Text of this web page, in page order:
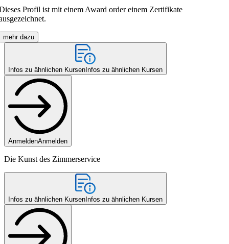
Profil ist mit einem Award order einem Zertifikate
mehr dazu
Infos zu ähnlichen Kursen Infos zu ähnlichen Kursen
AnmeldenAnmelden
Die Kunst des Zimmerservice
Infos zu ähnlichen Kursen Infos zu ähnlichen Kursen